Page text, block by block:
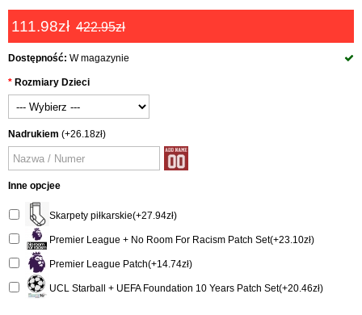
111.98zł 422.95zł
Dostępność: W magazynie
Rozmiary Dzieci
Nadrukiem (+26.18zł)
Inne opcjee
Skarpety piłkarskie(+27.94zł)
Premier League + No Room For Racism Patch Set(+23.10zł)
Premier League Patch(+14.74zł)
UCL Starball + UEFA Foundation 10 Years Patch Set(+20.46zł)